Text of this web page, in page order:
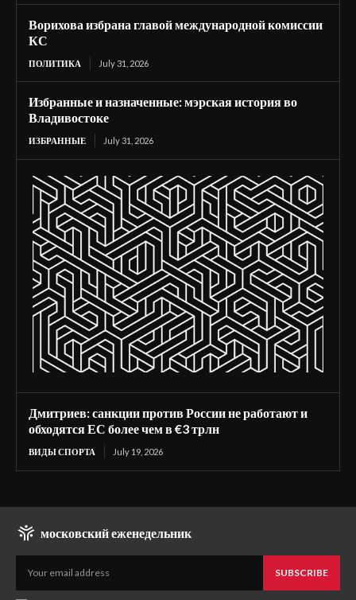
Ворихова избрана главой международной комиссии
КС
ПОЛИТИКА July 31, 2026
Избранные и назначенные: мэрская история во
Владивостоке
ИЗБРАННЫЕ July 31, 2026
Дмитриев: санкции против России не работают и
обходятся ЕС более чем в €3 трлн
ВИДЫ СПОРТА July 19, 2026
московский еженедельник
SUBSCRIBE